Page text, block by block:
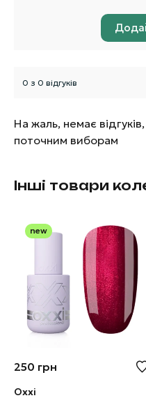
0 з 0 відгуків
На жаль, немає
поточним виборам
Інші товари
new
250 грн
Oxxi